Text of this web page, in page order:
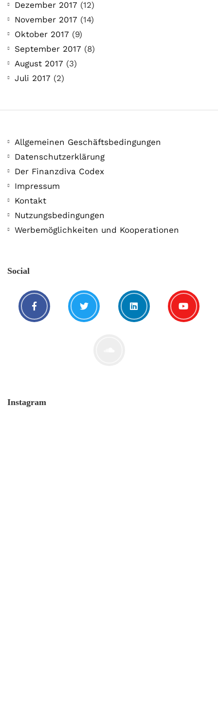
Dezember 2017 (12)
November 2017 (14)
Oktober 2017 (9)
September 2017 (8)
August 2017 (3)
Juli 2017 (2)
Allgemeinen Geschäftsbedingungen
Datenschutzerklärung
Der Finanzdiva Codex
Impressum
Kontakt
Nutzungsbedingungen
Werbemöglichkeiten und Kooperationen
Social
Instagram